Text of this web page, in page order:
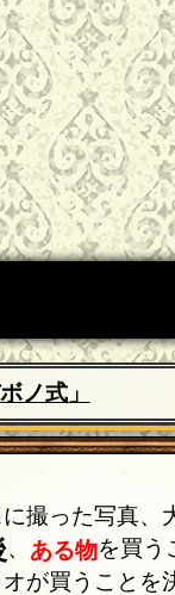
ノ式」
撮った写真、
、 ある物を買う
が買うことを